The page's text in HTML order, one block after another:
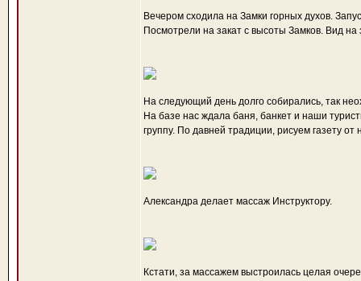
Вечером сходила на Замки горных духов.
Посмотрели на закат с высоты Замков. Вид на
На следующий день долго собирались, так
На базе нас ждала баня, банкет и наши
группу. По давней традиции, рисуем газету
Александра делает массаж Инструктору.
Кстати, за массажем выстроилась целая